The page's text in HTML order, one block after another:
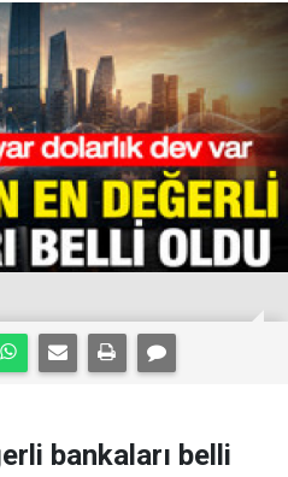
bankaları belli